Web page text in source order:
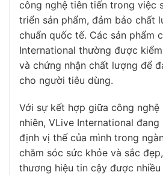
công nghệ tiên tiến trong việc
triển sản phẩm, đảm bảo chất
chuẩn quốc tế. Các sản phẩm
International thường được
và chứng nhận chất lượng để
cho người tiêu dùng.
Với sự kết hợp giữa công
nhiên, VLive International
định vị thế của mình trong
chăm sóc sức khỏe và sắc
thương hiệu tin cậy được